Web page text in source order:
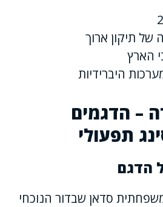
של תיקון ארוך
הארץ
היברידיות
– הדגמים
תפעולי
הדגם
סדאן שבדור הנוכחי